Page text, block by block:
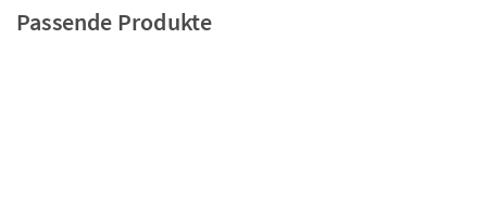
Passende Produkte